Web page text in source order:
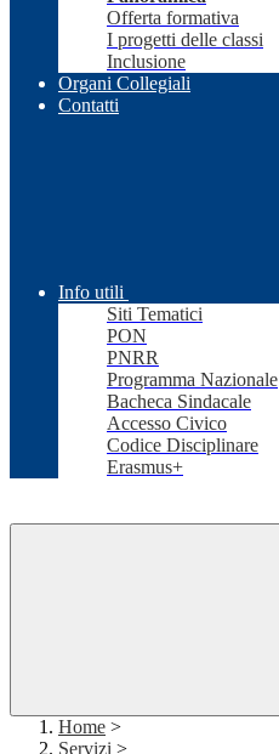
Offerta formativa
I progetti delle classi
Inclusione
Organi Collegiali
Contatti
Info utili
Siti Tematici
PON
PNRR
Programma Nazionale
Bacheca Sindacale
Accesso Civico
Codice Disciplinare
Erasmus+
Home >
Servizi >